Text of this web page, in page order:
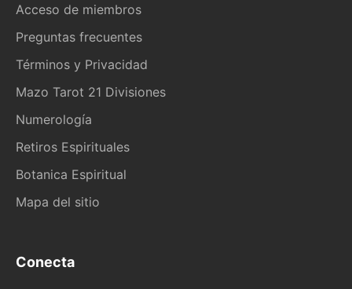
Acceso de miembros
Preguntas frecuentes
Términos y Privacidad
Mazo Tarot 21 Divisiones
Numerología
Retiros Espirituales
Botanica Espiritual
Mapa del sitio
Conecta